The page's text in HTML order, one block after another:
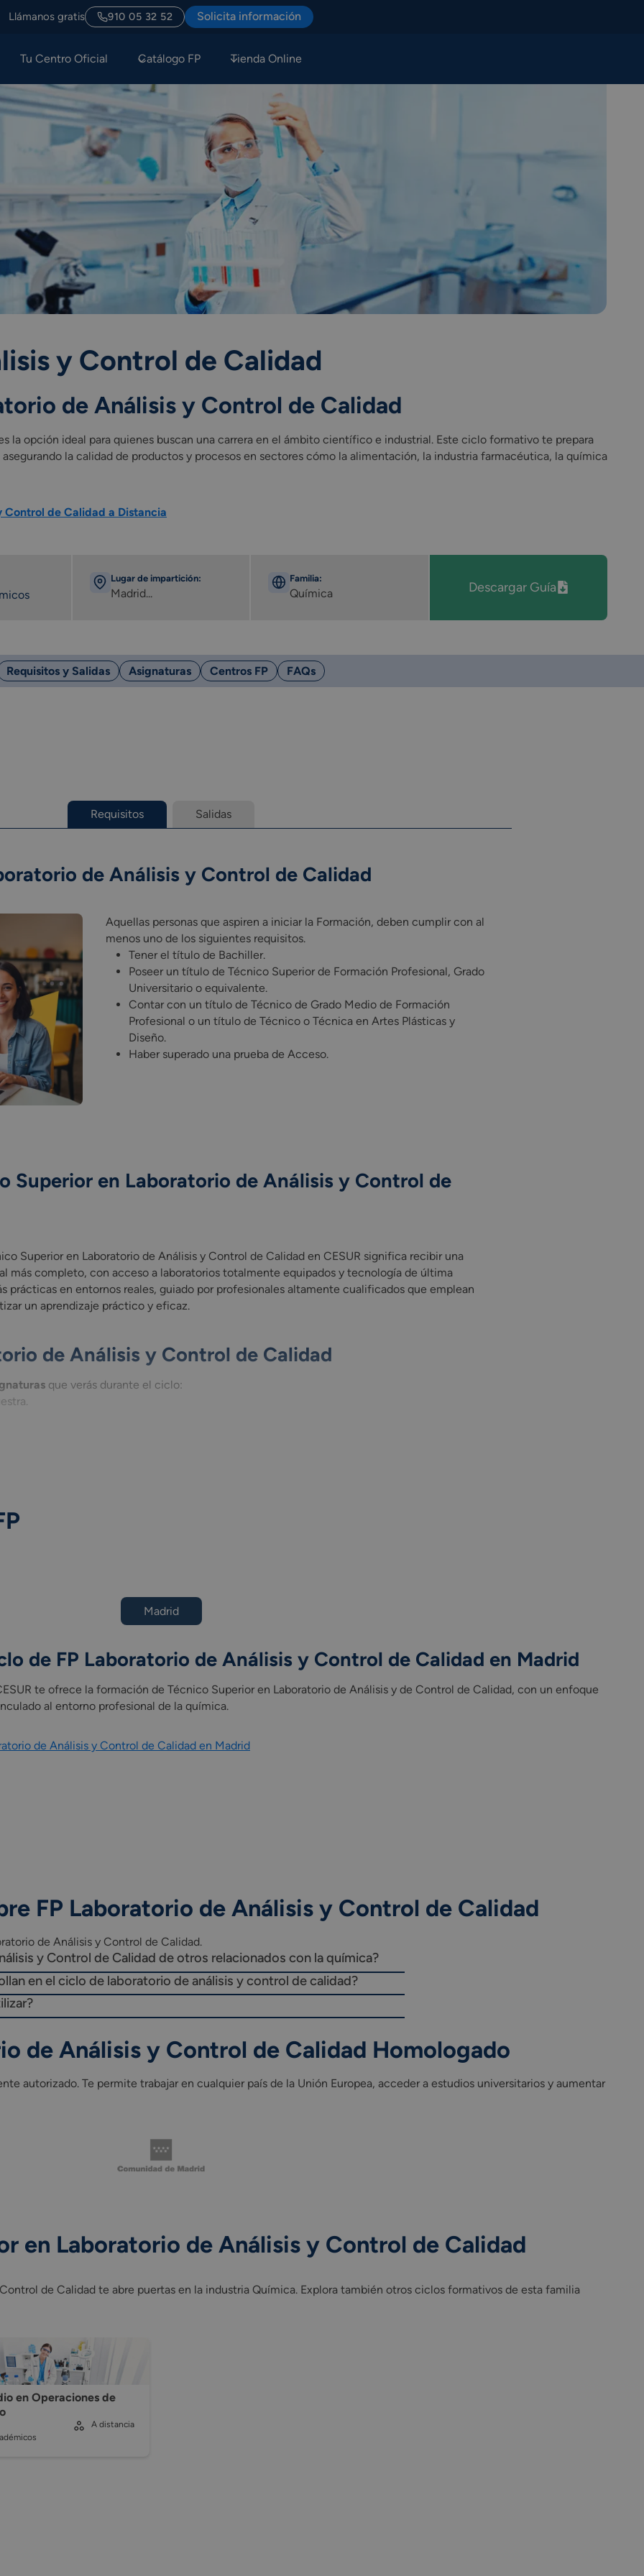
Llámanos gratis 910 05 32 52 Solicita información
Tu Centro Oficial Catálogo FP Tienda Online
y Control de Calidad
de Análisis y Control de Calidad
la opción ideal para quienes buscan una carrera en el ámbito científico e industrial. Este ciclo formativo te prepara
la calidad de productos y procesos en sectores cómo la alimentación, la industria farmacéutica, la química
Control de Calidad a Distancia
Lugar de impartición:
Madrid...
Familia:
Química Descargar Guía
Requisitos y Salidas Asignaturas Centros FP FAQs
Requisitos Salidas
de Análisis y Control de Calidad
Aquellas personas que aspiren a iniciar la Formación, deben cumplir con al
menos uno de los siguientes requisitos.
Tener el título de Bachiller.
Poseer un título de Técnico Superior de Formación Profesional, Grado
Universitario o equivalente.
Contar con un título de Técnico de Grado Medio de Formación
Profesional o un título de Técnico o Técnica en Artes Plásticas y
Diseño.
Haber superado una prueba de Acceso.
Superior en Laboratorio de Análisis y Control de
Superior en Laboratorio de Análisis y Control de Calidad en CESUR significa recibir una
más completo, con acceso a laboratorios totalmente equipados y tecnología de última
prácticas en entornos reales, guiado por profesionales altamente cualificados que emplean
un aprendizaje práctico y eficaz.
de Análisis y Control de Calidad
que verás durante el ciclo:
II
de análisis y de control de calidad.
empresa u organismo equiparado como parte integrada del currículo del ciclo formativo
Madrid
de FP Laboratorio de Análisis y Control de Calidad en Madrid
te ofrece la formación de Técnico Superior en Laboratorio de Análisis y de Control de Calidad, con un enfoque
al entorno profesional de la química.
de Análisis y Control de Calidad en Madrid
FP Laboratorio de Análisis y Control de Calidad
de Análisis y Control de Calidad.
y Control de Calidad de otros relacionados con la química?
en el ciclo de laboratorio de análisis y control de calidad?
de Análisis y Control de Calidad Homologado
autorizado. Te permite trabajar en cualquier país de la Unión Europea, acceder a estudios universitarios y aumentar
en Laboratorio de Análisis y Control de Calidad
de Calidad te abre puertas en la industria Química. Explora también otros ciclos formativos de esta familia
en Operaciones de
A distancia